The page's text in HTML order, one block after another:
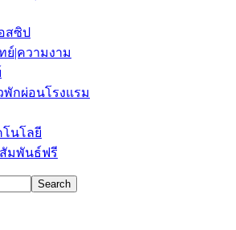
สซิป
ย์|ความงาม
พักผ่อนโรงแรม
โนโลยี
มพันธ์ฟรี